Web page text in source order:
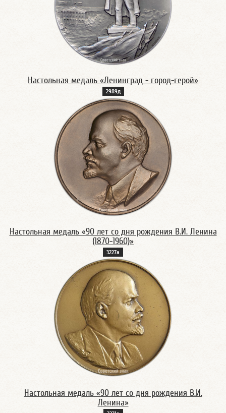
Настольная медаль «Ленинград - город-герой»
2989д
Настольная медаль «90 лет со дня рождения В.И. Ленина
(1870-1960)»
3227а
Настольная медаль «90 лет со дня рождения В.И.
Ленина»